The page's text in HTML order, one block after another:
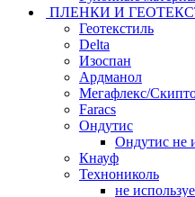
ПЛЕНКИ И
Геотекстиль
Delta
Изоспан
Ардманол
Мегафлекс/
Faracs
Ондутис
Ондутис не
Кнауф
Технониколь
не